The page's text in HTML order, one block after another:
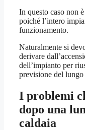
In questo caso non
poiché l’intero
funzionamento.
Naturalmente si
derivare
dell’impianto per
previsione del
I problemi
dopo una
caldaia